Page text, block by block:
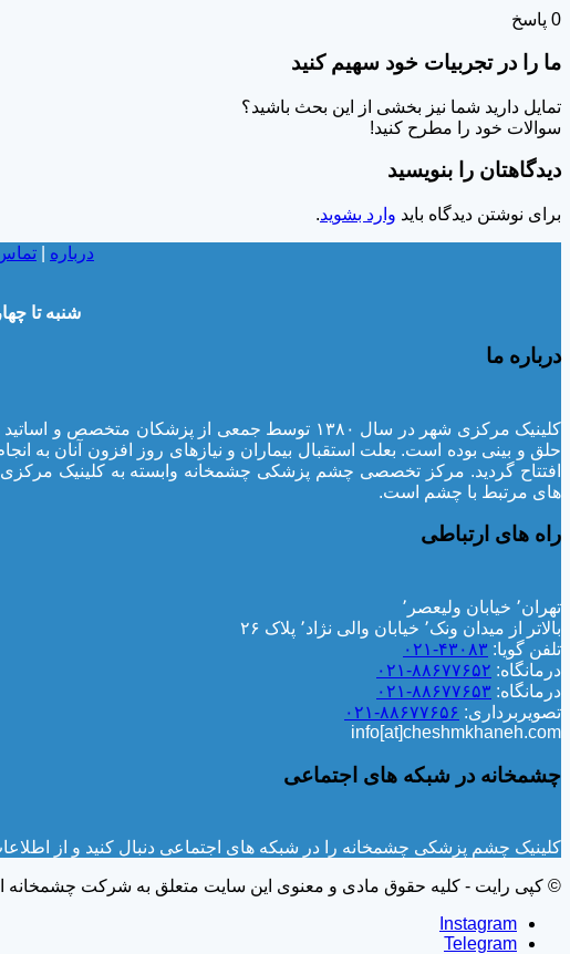
0 پاسخ
ما را در تجربیات خود سهیم کنید
تمایل دارید شما نیز بخشی از این بحث باشید؟
سوالات خود را مطرح کنید!
دیدگاهتان را بنویسید
برای نوشتن دیدگاه باید وارد بشوید.
درباره
شنبه تا
درباره ما
کلینیک مرکزی شهر در سال ۱۳۸۰ توسط جمعی از
افتتاح گردید. مرکز تخصصی چشم پزشکی چشمخانه وابسته به کلینیک
های مرتبط با چشم است.
راه های ارتباطی
تهران٬ خیابان ولیعصر٬
بالاتر از میدان ونک٬ خیابان والی نژاد٬ پلاک ۲۶
تلفن گویا: ۴۳۰۸۳-۰۲۱
درمانگاه: ۸۸۶۷۷۶۵۲-۰۲۱
درمانگاه: ۸۸۶۷۷۶۵۳-۰۲۱
تصویربرداری: ۸۸۶۷۷۶۵۶-۰۲۱
info[at]cheshmkhaneh.com
چشمخانه در شبکه های اجتماعی
کلینیک چشم پزشکی چشمخانه را در شبکه های اجتماعی دنبال کنید و از
© کپی رایت - کلیه حقوق مادی و معنوی این سایت متعلق به شرکت
Instagram
Telegram